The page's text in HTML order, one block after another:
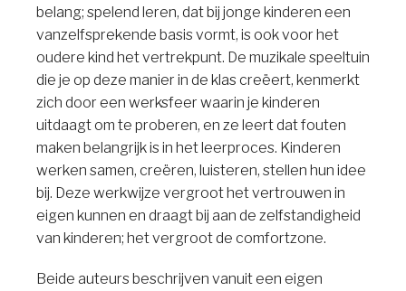
belang; spelend leren, dat bij jonge kinderen een
vanzelfsprekende basis vormt, is ook voor het
oudere kind het vertrekpunt. De muzikale speeltuin
die je op deze manier in de klas creëert, kenmerkt
zich door een werksfeer waarin je kinderen
uitdaagt om te proberen, en ze leert dat fouten
maken belangrijk is in het leerproces. Kinderen
werken samen, creëren, luisteren, stellen hun idee
bij. Deze werkwijze vergroot het vertrouwen in
eigen kunnen en draagt bij aan de zelfstandigheid
van kinderen; het vergroot de comfortzone.
Beide auteurs beschrijven vanuit een eigen